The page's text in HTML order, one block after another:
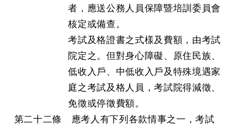
者，應送公務人員保障暨培訓委員會
核定或備查。
考試及格證書之式樣及費額，由考試
院定之。但對身心障礙、原住民族、
低收入戶、中低收入戶及特殊境遇家
庭之考試及格人員，考試院得減徵、
免徵或停徵費額。
第二十二條 應考人有下列各款情事之一，考試